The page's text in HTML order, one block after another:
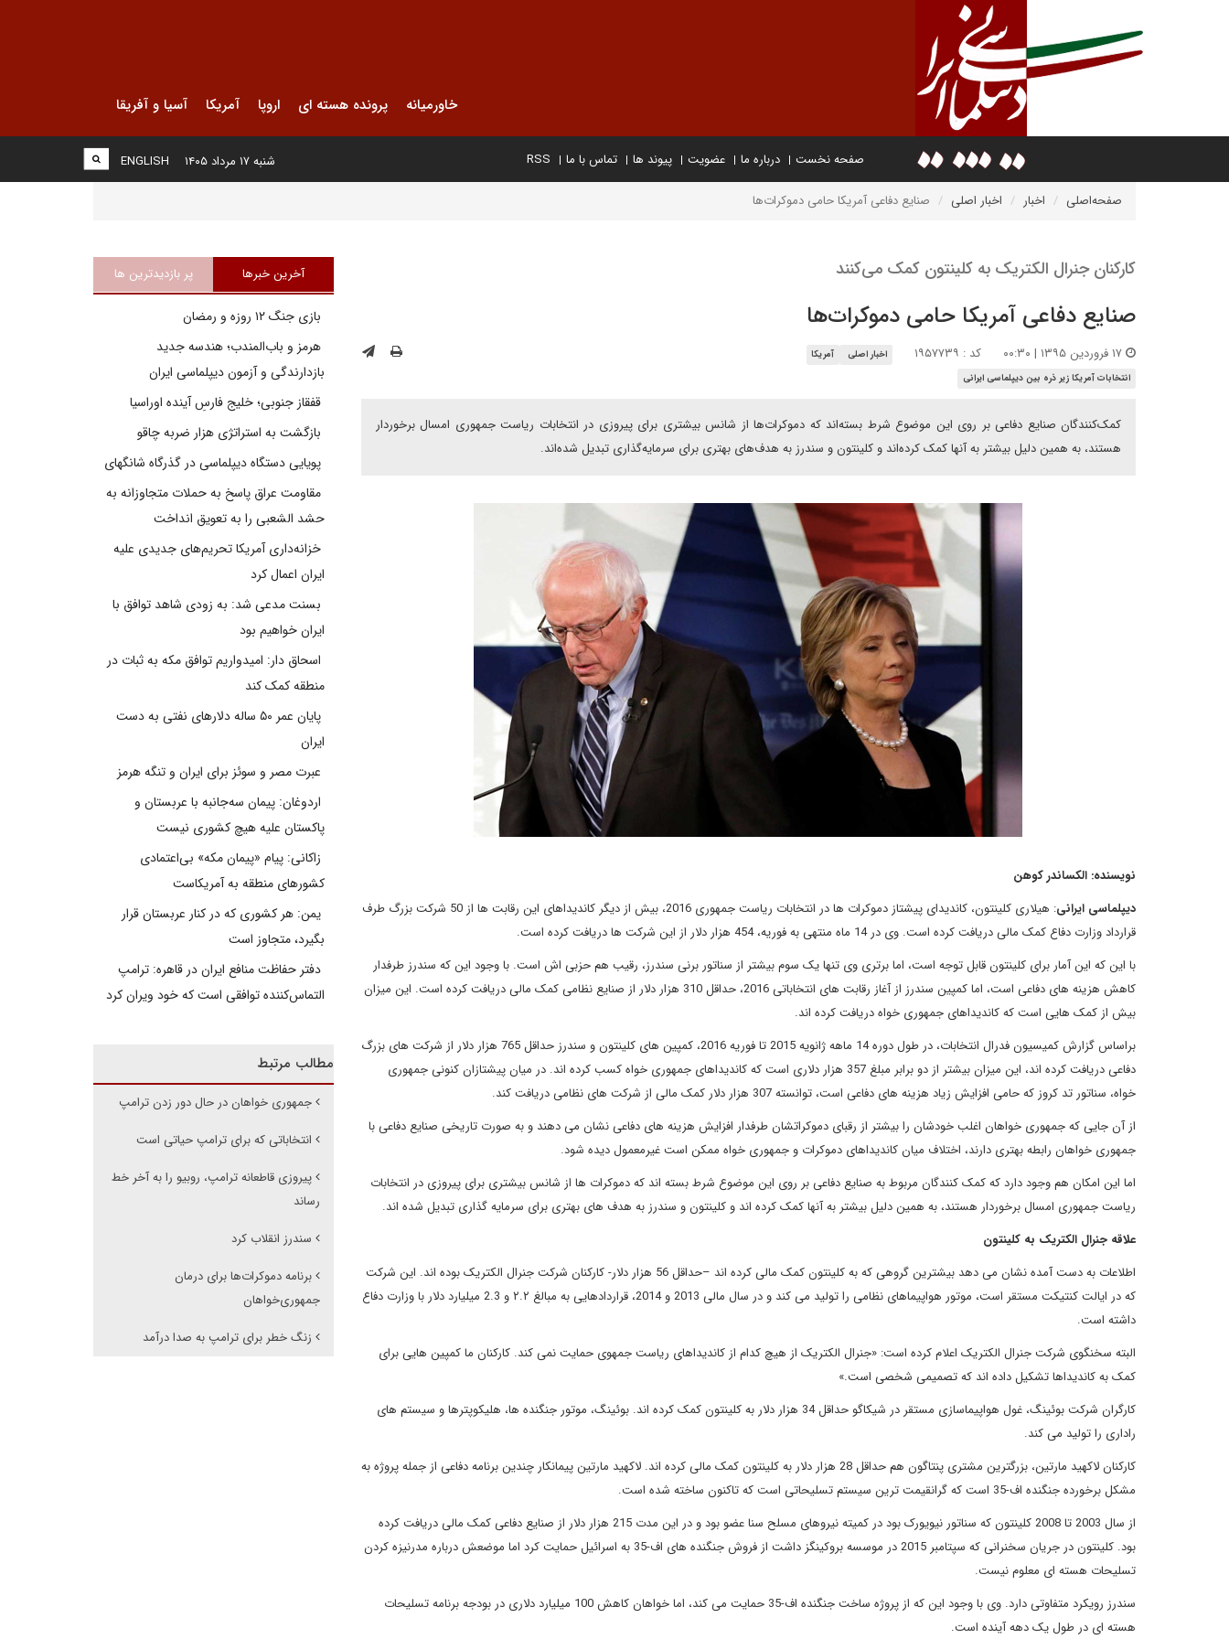
خاورمیانه پرونده هسته ای اروپا آمریکا آسیا و آفریقا
صفحه نخست درباره ما عضویت پیوند ها تماس با ما RSS
ENGLISH شنبه ۱۷ مرداد ۱۴۰۵
صفحه‌اصلی اخبار اخبار اصلی صنایع دفاعی آمریکا حامی دموکرات‌ها
کارکنان جنرال الکتریک به کلینتون کمک می‌کنند
صنایع دفاعی آمریکا حامی دموکرات‌ها
کد : ۱۹۵۷۷۳۹ اخبار اصلی
آمریکا
انتخابات آمریکا زیر ذره بین دیپلماسی ایرانی
کمک‌کنندگان صنایع دفاعی بر روی این موضوع شرط بسته‌اند که دموکرات‌ها از شانس بیشتری برای پیروزی در انتخابات ریاست جمهوری امسال برخوردار
هستند، به همین دلیل بیشتر به آنها کمک کرده‌اند و کلینتون و سندرز به هدف‌های بهتری برای سرمایه‌گذاری تبدیل شده‌اند.
نویسنده: الکساندر کوهن
دیپلماسی ایرانی
: هیلاری کلینتون، کاندیدای پیشتاز دموکرات ها در انتخابات ریاست جمهوری 2016، بیش از دیگر کاندیداهای این رقابت ها از 50 شرکت بزرگ طرف
قرارداد وزارت دفاع کمک مالی دریافت کرده است. وی در 14 ماه منتهی به فوریه، 454 هزار دلار از این شرکت ها دریافت کرده است.
با این که این آمار برای کلینتون قابل توجه است، اما برتری وی تنها یک سوم بیشتر از سناتور برنی سندرز، رقیب هم حزبی اش است. با وجود این که سندرز طرفدار
کاهش هزینه های دفاعی است، اما کمپین سندرز از آغاز رقابت های انتخاباتی 2016، حداقل 310 هزار دلار از صنایع نظامی کمک مالی دریافت کرده است. این میزان
بیش از کمک هایی است که کاندیداهای جمهوری خواه دریافت کرده اند.
براساس گزارش کمیسیون فدرال انتخابات، در طول دوره 14 ماهه ژانویه 2015 تا فوریه 2016، کمپین های کلینتون و سندرز حداقل 765 هزار دلار از شرکت های بزرگ
دفاعی دریافت کرده اند، این میزان بیشتر از دو برابر مبلغ 357 هزار دلاری است که کاندیداهای جمهوری خواه کسب کرده اند. در میان پیشتازان کنونی جمهوری
خواه، سناتور تد کروز که حامی افزایش زیاد هزینه های دفاعی است، توانسته 307 هزار دلار کمک مالی از شرکت های نظامی دریافت کند.
از آن جایی که جمهوری خواهان اغلب خودشان را بیشتر از رقبای دموکراتشان طرفدار افزایش هزینه های دفاعی نشان می دهند و به صورت تاریخی صنایع دفاعی با
جمهوری خواهان رابطه بهتری دارند، اختلاف میان کاندیداهای دموکرات و جمهوری خواه ممکن است غیرمعمول دیده شود.
اما این امکان هم وجود دارد که کمک کنندگان مربوط به صنایع دفاعی بر روی این موضوع شرط بسته اند که دموکرات ها از شانس بیشتری برای پیروزی در انتخابات
ریاست جمهوری امسال برخوردار هستند، به همین دلیل بیشتر به آنها کمک کرده اند و کلینتون و سندرز به هدف های بهتری برای سرمایه گذاری تبدیل شده اند.
علاقه جنرال الکتریک به کلینتون
اطلاعات به دست آمده نشان می دهد بیشترین گروهی که به کلینتون کمک مالی کرده اند –حداقل 56 هزار دلار- کارکنان شرکت جنرال الکتریک بوده اند. این شرکت
که در ایالت کنتیکت مستقر است، موتور هواپیماهای نظامی را تولید می کند و در سال مالی 2013 و 2014، قراردادهایی به مبالغ ۲.۲ و 2.3 میلیارد دلار با وزارت دفاع
داشته است.
البته سخنگوی شرکت جنرال الکتریک اعلام کرده است: «جنرال الکتریک از هیچ کدام از کاندیداهای ریاست جمهوی حمایت نمی کند. کارکنان ما کمپین هایی برای
کمک به کاندیداها تشکیل داده اند که تصمیمی شخصی است.»
کارگران شرکت بوئینگ، غول هواپیماسازی مستقر در شیکاگو حداقل 34 هزار دلار به کلینتون کمک کرده اند. بوئینگ، موتور جنگنده ها، هلیکوپترها و سیستم های
راداری را تولید می کند.
کارکنان لاکهید مارتین، بزرگترین مشتری پنتاگون هم حداقل 28 هزار دلار به کلینتون کمک مالی کرده اند. لاکهید مارتین پیمانکار چندین برنامه دفاعی از جمله پروژه به
مشکل برخورده جنگنده اف-35 است که گرانقیمت ترین سیستم تسلیحاتی است که تاکنون ساخته شده است.
از سال 2003 تا 2008 کلینتون که سناتور نیویورک بود در کمیته نیروهای مسلح سنا عضو بود و در این مدت 215 هزار دلار از صنایع دفاعی کمک مالی دریافت کرده
بود. کلینتون در جریان سخنرانی که سپتامبر 2015 در موسسه بروکینگز داشت از فروش جنگنده های اف-35 به اسرائیل حمایت کرد اما موضعش درباره مدرنیزه کردن
تسلیحات هسته ای معلوم نیست.
سندرز رویکرد متفاوتی دارد. وی با وجود این که از پروژه ساخت جنگنده اف-35 حمایت می کند، اما خواهان کاهش 100 میلیارد دلاری در بودجه برنامه تسلیحات
هسته ای در طول یک دهه آینده است.
آخرین خبرها پر بازدیدترین ها
بازی جنگ ۱۲ روزه و رمضان
هرمز و باب‌المندب؛ هندسه جدید
بازدارندگی و آزمون دیپلماسی ایران
قفقاز جنوبی؛ خلیج فارسِ آینده اوراسیا
بازگشت به استراتژی هزار ضربه چاقو
پویایی دستگاه دیپلماسی در گذرگاه شانگهای
مقاومت عراق پاسخ به حملات متجاوزانه به
حشد الشعبی را به تعویق انداخت
خزانه‌داری آمریکا تحریم‌های جدیدی علیه
ایران اعمال کرد
بسنت مدعی شد: به زودی شاهد توافق با
ایران خواهیم بود
اسحاق دار: امیدواریم توافق مکه به ثبات در
منطقه کمک کند
پایان عمر ۵۰ ساله دلارهای نفتی به دست
ایران
عبرت مصر و سوئز برای ایران و تنگه هرمز
اردوغان: پیمان سه‌جانبه با عربستان و
پاکستان علیه هیچ کشوری نیست
زاکانی: پیام «پیمان مکه» بی‌اعتمادی
کشورهای منطقه به آمریکاست
یمن: هر کشوری که در کنار عربستان قرار
بگیرد، متجاوز است
دفتر حفاظت منافع ایران در قاهره: ترامپ
التماس‌کننده توافقی است که خود ویران کرد
مطالب مرتبط
جمهوری خواهان در حال دور زدن ترامپ
انتخاباتی که برای ترامپ حیاتی است
پیروزی قاطعانه ترامپ، روبیو را به آخر خط
رساند
سندرز انقلاب کرد
برنامه دموکرات‌ها برای درمان
جمهوری‌خواهان
زنگ خطر برای ترامپ به صدا درآمد